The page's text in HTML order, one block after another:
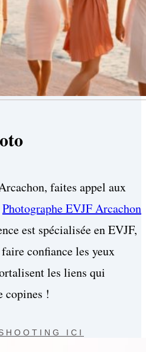
faites appel aux
Photographe EVJF Arcachon
est spécialisée en EVJF,
confiance les yeux
les liens qui
copines !
ICI